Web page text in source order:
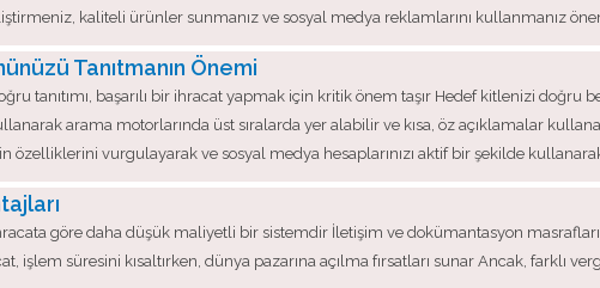
kaliteli ürünler sunmanız ve sosyal medya reklamlarını kullanmanız
Tanıtmanın Önemi
tanıtımı, başarılı bir ihracat yapmak için kritik önem taşır Hedef kitlenizi
arama motorlarında üst sıralarda yer alabilir ve kısa, öz açıklamalar
özelliklerini vurgulayarak ve sosyal medya hesaplarınızı aktif bir şekilde
göre daha düşük maliyetli bir sistemdir İletişim ve dokümantasyon masrafları
işlem süresini kısaltırken, dünya pazarına açılma fırsatları sunar Ancak, farklı